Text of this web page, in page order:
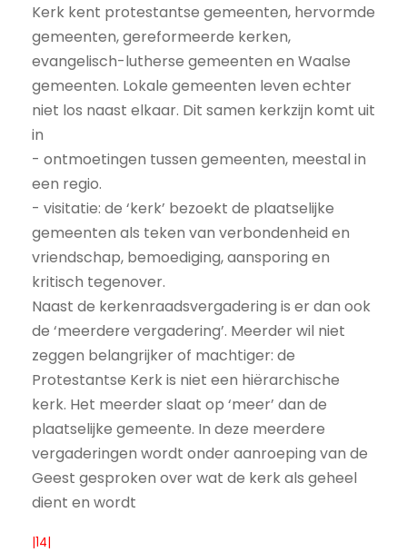
Kerk kent protestantse gemeenten, hervormde
gemeenten, gereformeerde kerken,
evangelisch-lutherse gemeenten en Waalse
gemeenten. Lokale gemeenten leven echter
niet los naast elkaar. Dit samen kerkzijn komt uit
in
- ontmoetingen tussen gemeenten, meestal in
een regio.
- visitatie: de ‘kerk’ bezoekt de plaatselijke
gemeenten als teken van verbondenheid en
vriendschap, bemoediging, aansporing en
kritisch tegenover.
Naast de kerkenraadsvergadering is er dan ook
de ‘meerdere vergadering’. Meerder wil niet
zeggen belangrijker of machtiger: de
Protestantse Kerk is niet een hiërarchische
kerk. Het meerder slaat op ‘meer’ dan de
plaatselijke gemeente. In deze meerdere
vergaderingen wordt onder aanroeping van de
Geest gesproken over wat de kerk als geheel
dient en wordt
|14|